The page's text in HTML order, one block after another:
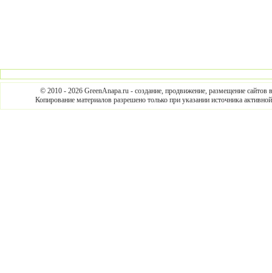
© 2010 - 2026 GreenAnapa.ru - создание, продвижение, размещение сайтов
Копирование материалов разрешено только при указании источника